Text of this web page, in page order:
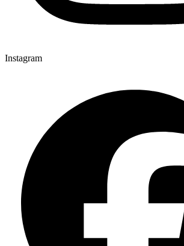
Instagram